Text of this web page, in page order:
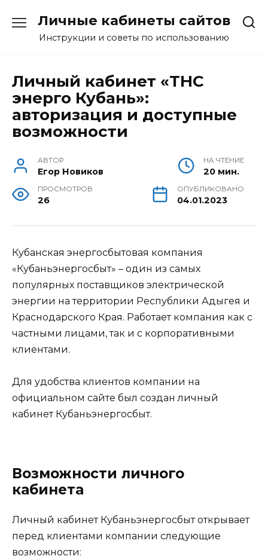
содержанию
Личные кабинеты сайтов
Инструкции и советы по использованию
Личный кабинет «ТНС
энерго Кубань»:
авторизация и доступные
возможности
АВТОР
Егор Новиков
НА ЧТЕНИЕ
20 мин.
ПРОСМОТРОВ
26
ОПУБЛИКОВАНО
04.01.2023
Кубанская энер­гос­бы­то­вая компания
«Кубаньэнергосбыт» – один из самых
популярных поставщиков электрической
энергии на территории Республики Адыгея и
Краснодарского Края. Работает компания как с
частными лицами, так и с корпоративными
клиентами.
Для удобства клиентов компании на
официальном сайте был создан личный
кабинет Кубаньэнергосбыт.
Возможности личного
кабинета
Личный кабинет Кубаньэнергосбыт открывает
перед клиентами компании следующие
возможности: